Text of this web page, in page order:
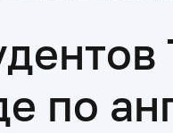
по